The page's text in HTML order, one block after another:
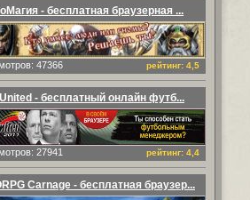
- бесплатная браузерная ...
47366 рейтинг: 4,5
- бесплатный онлайн футб...
27941 рейтинг: 4,4
Carnage - бесплатная браузер...